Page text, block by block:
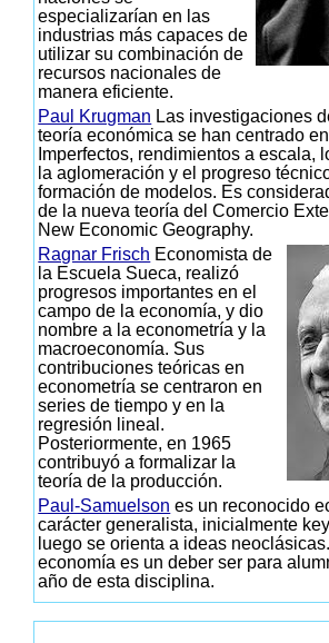
especializarían en las
industrias más capaces de
utilizar su combinación de
recursos nacionales de
manera eficiente.
Paul Krugman Las investigaciones
teoría económica se han centrado
Imperfectos, rendimientos a escala,
la aglomeración y el progreso
formación de modelos. Es
de la nueva teoría del Comercio
New Economic Geography.
Ragnar Frisch Economista de
la Escuela Sueca, realizó
progresos importantes en el
campo de la economía, y dio
nombre a la econometría y la
macroeconomía. Sus
contribuciones teóricas en
econometría se centraron en
series de tiempo y en la
regresión lineal.
Posteriormente, en 1965
contribuyó a formalizar la
teoría de la producción.
Paul-Samuelson es un reconocido
carácter generalista, inicialmente
luego se orienta a ideas
economía es un deber ser para
año de esta disciplina.